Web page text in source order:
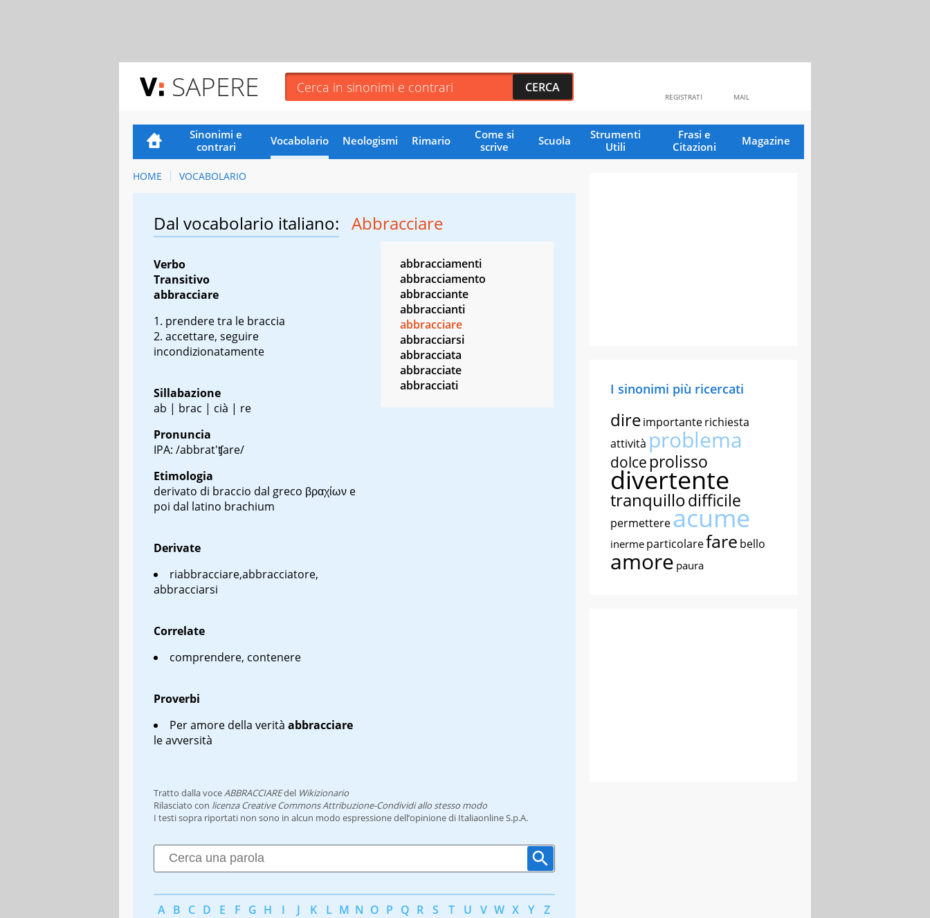
SAPERE MAIL
REGISTRATI
Sinonimi e
contrari
Vocabolario Neologismi Rimario
Come si
scrive
Scuola
Strumenti
Utili
Frasi e
Citazioni
Magazine
HOME VOCABOLARIO
Dal vocabolario italiano: Abbracciare
Verbo
Transitivo
abbracciare
prendere tra le braccia
accettare, seguire
incondizionatamente
Sillabazione
ab | brac | cià | re
Pronuncia
IPA: /abbrat'ʧare/
Etimologia
derivato di braccio dal greco βραχίων e
poi dal latino brachium
Derivate
riabbracciare,abbracciatore,
abbracciarsi
Correlate
comprendere, contenere
Proverbi
Per amore della verità abbracciare
le avversità
abbracciamenti
abbracciamento
abbracciante
abbraccianti
abbracciare
abbracciarsi
abbracciata
abbracciate
abbracciati
Tratto dalla voce ABBRACCIAREdel Wikizionario
Rilasciato con licenza Creative Commons Attribuzione-Condividi allo stesso modo
I testi sopra riportati non sono in alcun modo espressione dell’opinione di Italiaonline S.p.A.
A B C D E F G H I J K L M N O P Q R S T U V W X Y Z
I sinonimi più ricercati
direimportanterichiesta
attività problema
dolce prolisso
divertente
tranquillodifficile
permettereacume
inerme particolarefare bello
amore paura